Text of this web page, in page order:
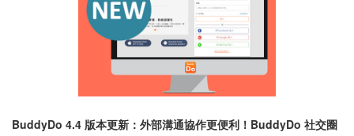
BuddyDo 4.4 版本更新：外部溝通協作更便利！BuddyDo 社交圈